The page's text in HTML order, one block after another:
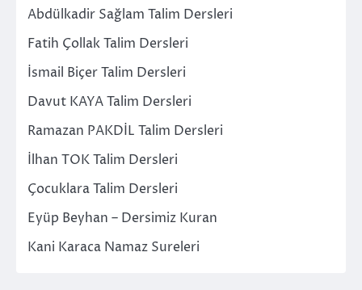
Abdülkadir Sağlam Talim Dersleri
Fatih Çollak Talim Dersleri
İsmail Biçer Talim Dersleri
Davut KAYA Talim Dersleri
Ramazan PAKDİL Talim Dersleri
İlhan TOK Talim Dersleri
Çocuklara Talim Dersleri
Eyüp Beyhan – Dersimiz Kuran
Kani Karaca Namaz Sureleri